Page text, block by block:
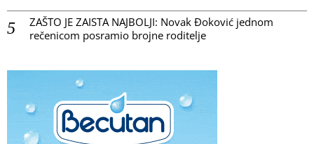
ZAŠTO JE ZAISTA NAJBOLJI: Novak Đoković jednom
rečenicom posramio brojne roditelje